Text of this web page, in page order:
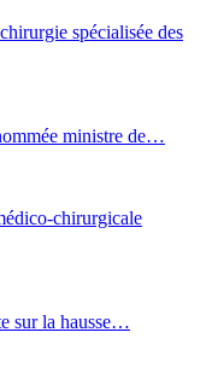
spécialisée des
ministre de…
chirurgicale
sur la hausse…